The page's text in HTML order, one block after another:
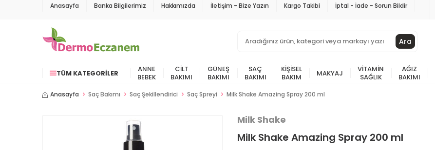
Anasayfa Banka Bilgilerimiz Hakkımızda İletişim - Bize Yazın Kargo Takibi İptal - İade - Sorun Bildir
Ara
TÜM KATEGORILER
ANNE
BEBEK
CILT
BAKIMI
GÜNEŞ
BAKIMI
SAÇ
BAKIMI
KIŞISEL
BAKIM
MAKYAJ
VITAMIN
SAĞLIK
AĞIZ
BAKIMI
Anasayfa Saç Bakımı Saç Şekillendirici Saç Spreyi Milk Shake Amazing Spray 200 ml
Milk Shake
Milk Shake Amazing Spray 200 ml